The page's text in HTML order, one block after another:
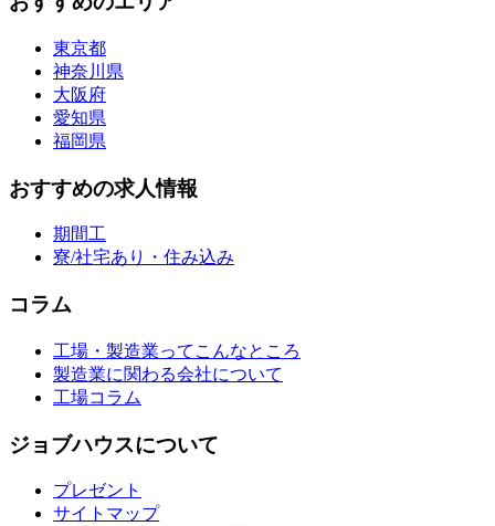
東京都
神奈川県
大阪府
愛知県
福岡県
おすすめの求人情報
期間工
寮/社宅あり・住み込み
コラム
工場・製造業ってこんなところ
製造業に関わる会社について
工場コラム
ジョブハウスについて
プレゼント
サイトマップ